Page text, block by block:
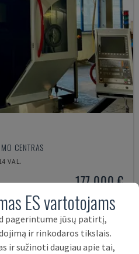
CENTRAS
VAL.
177.000 €
ES vartotojams
pagerintume jūsų patirtį,
ir rinkodaros tikslais.
ir sužinoti daugiau apie tai,